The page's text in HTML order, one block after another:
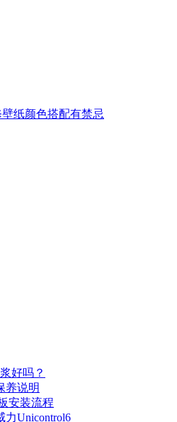
好吗？
养说明
安装流程
Unicontrol6